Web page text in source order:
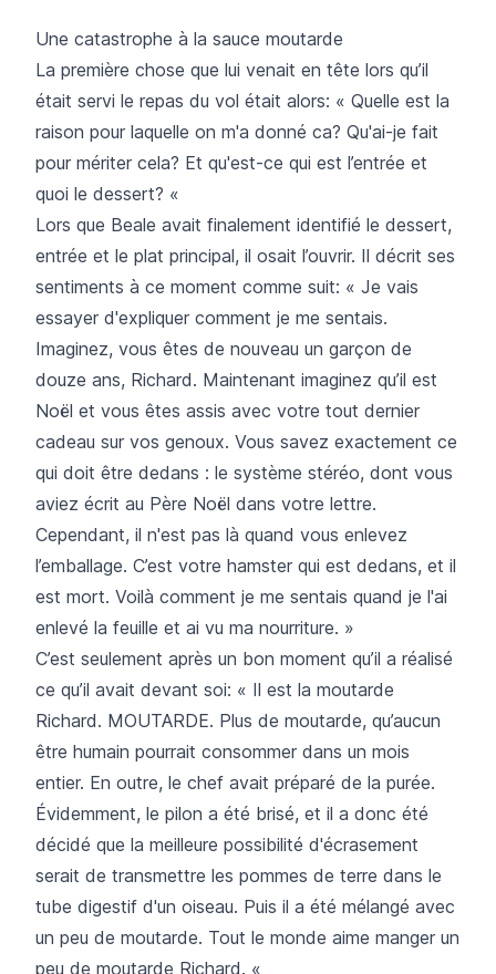
Une catastrophe à la sauce moutarde
La première chose que lui venait en tête lors qu’il
était servi le repas du vol était alors: « Quelle est la
raison pour laquelle on m'a donné ca? Qu'ai-je fait
pour mériter cela? Et qu'est-ce qui est l’entrée et
quoi le dessert? «
Lors que Beale avait finalement identifié le dessert,
entrée et le plat principal, il osait l’ouvrir. Il décrit ses
sentiments à ce moment comme suit: « Je vais
essayer d'expliquer comment je me sentais.
Imaginez, vous êtes de nouveau un garçon de
douze ans, Richard. Maintenant imaginez qu’il est
Noël et vous êtes assis avec votre tout dernier
cadeau sur vos genoux. Vous savez exactement ce
qui doit être dedans : le système stéréo, dont vous
aviez écrit au Père Noël dans votre lettre.
Cependant, il n'est pas là quand vous enlevez
l’emballage. C’est votre hamster qui est dedans, et il
est mort. Voilà comment je me sentais quand je l'ai
enlevé la feuille et ai vu ma nourriture. »
C’est seulement après un bon moment qu’il a réalisé
ce qu’il avait devant soi: « Il est la moutarde
Richard. MOUTARDE. Plus de moutarde, qu’aucun
être humain pourrait consommer dans un mois
entier. En outre, le chef avait préparé de la purée.
Évidemment, le pilon a été brisé, et il a donc été
décidé que la meilleure possibilité d'écrasement
serait de transmettre les pommes de terre dans le
tube digestif d'un oiseau. Puis il a été mélangé avec
un peu de moutarde. Tout le monde aime manger un
peu de moutarde Richard. «